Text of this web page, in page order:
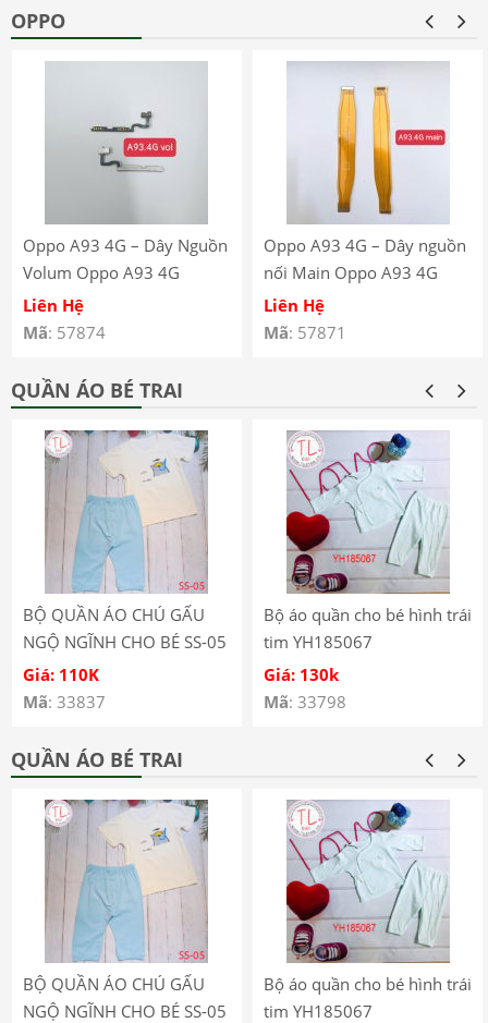
OPPO
Oppo A93 4G – Dây Nguồn
Volum Oppo A93 4G
CPH2121 CPH2123
Liên Hệ
Mã: 57874
Oppo A93 4G – Dây nguồn
nối Main Oppo A93 4G
CPH2121 CPH2123
Liên Hệ
Mã: 57871
QUẦN ÁO BÉ TRAI
BỘ QUẦN ÁO CHÚ GẤU
NGỘ NGĨNH CHO BÉ SS-05
Giá: 110K
Mã: 33837
Bộ áo quần cho bé hình trái
tim YH185067
Giá: 130k
Mã: 33798
QUẦN ÁO BÉ TRAI
BỘ QUẦN ÁO CHÚ GẤU
NGỘ NGĨNH CHO BÉ SS-05
Bộ áo quần cho bé hình trái
tim YH185067